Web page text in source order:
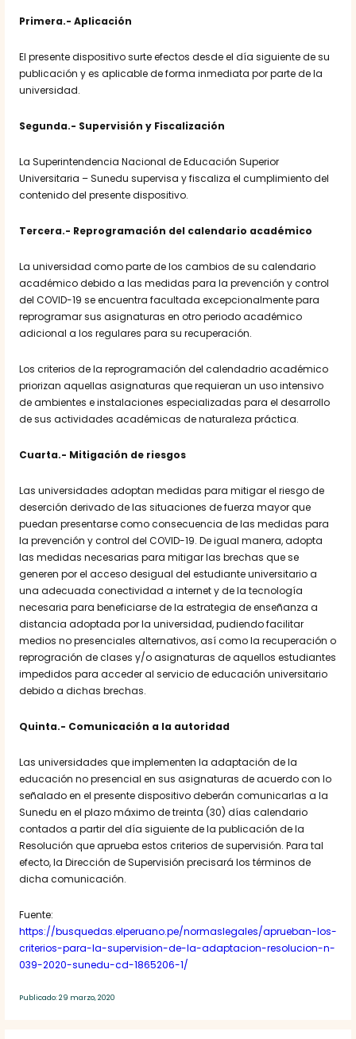
Primera.- Aplicación
El presente dispositivo surte efectos desde el día siguiente de su
publicación y es aplicable de forma inmediata por parte de la
universidad.
Segunda.- Supervisión y Fiscalización
La Superintendencia Nacional de Educación Superior
Universitaria – Sunedu supervisa y fiscaliza el cumplimiento del
contenido del presente dispositivo.
Tercera.- Reprogramación del calendario académico
La universidad como parte de los cambios de su calendario
académico debido a las medidas para la prevención y control
del COVID-19 se encuentra facultada excepcionalmente para
reprogramar sus asignaturas en otro periodo académico
adicional a los regulares para su recuperación.
Los criterios de la reprogramación del calendadrio académico
priorizan aquellas asignaturas que requieran un uso intensivo
de ambientes e instalaciones especializadas para el desarrollo
de sus actividades académicas de naturaleza práctica.
Cuarta.- Mitigación de riesgos
Las universidades adoptan medidas para mitigar el riesgo de
deserción derivado de las situaciones de fuerza mayor que
puedan presentarse como consecuencia de las medidas para
la prevención y control del COVID-19. De igual manera, adopta
las medidas necesarias para mitigar las brechas que se
generen por el acceso desigual del estudiante universitario a
una adecuada conectividad a internet y de la tecnología
necesaria para beneficiarse de la estrategia de enseñanza a
distancia adoptada por la universidad, pudiendo facilitar
medios no presenciales alternativos, así como la recuperación o
reprogración de clases y/o asignaturas de aquellos estudiantes
impedidos para acceder al servicio de educación universitario
debido a dichas brechas.
Quinta.- Comunicación a la autoridad
Las universidades que implementen la adaptación de la
educación no presencial en sus asignaturas de acuerdo con lo
señalado en el presente dispositivo deberán comunicarlas a la
Sunedu en el plazo máximo de treinta (30) días calendario
contados a partir del día siguiente de la publicación de la
Resolución que aprueba estos criterios de supervisión. Para tal
efecto, la Dirección de Supervisión precisará los términos de
dicha comunicación.
Fuente:
https://busquedas.elperuano.pe/normaslegales/aprueban-los-
criterios-para-la-supervision-de-la-adaptacion-resolucion-n-
039-2020-sunedu-cd-1865206-1/
Publicado: 29 marzo, 2020